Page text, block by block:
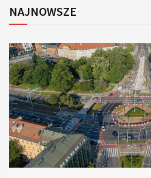
NAJNOWSZE